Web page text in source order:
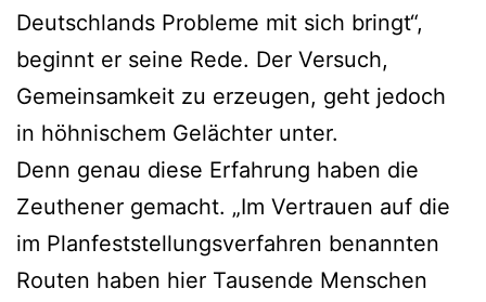
Deutschlands Probleme mit sich bringt“,
beginnt er seine Rede. Der Versuch,
Gemeinsamkeit zu erzeugen, geht jedoch
in höhnischem Gelächter unter.
Denn genau diese Erfahrung haben die
Zeuthener gemacht. „Im Vertrauen auf die
im Planfeststellungsverfahren benannten
Routen haben hier Tausende Menschen